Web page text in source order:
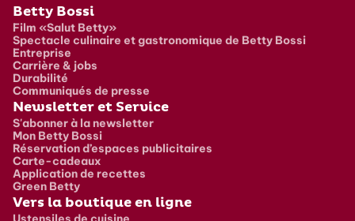
Pied de page
Betty Bossi
Film «Salut Betty»
Spectacle culinaire et gastronomique de Betty Bossi
Entreprise
Carrière & jobs
Durabilité
Communiqués de presse
Newsletter et Service
S'abonner à la newsletter
Mon Betty Bossi
Réservation d’espaces publicitaires
Carte-cadeaux
Application de recettes
Green Betty
Vers la boutique en ligne